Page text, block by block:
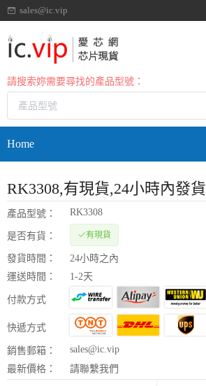
sales@ic.vip
請搜索妳需要尋找的產品型號：
Home
RK3308,有現貨,24小時內發貨
產品型號： RK3308
是否有貨： 有現貨
發貨時間：
24小時之內
運送時間：
1-2天
付款方式
快遞方式
銷售郵箱：
sales@ic.vip
最新價格：
請聯繫我們